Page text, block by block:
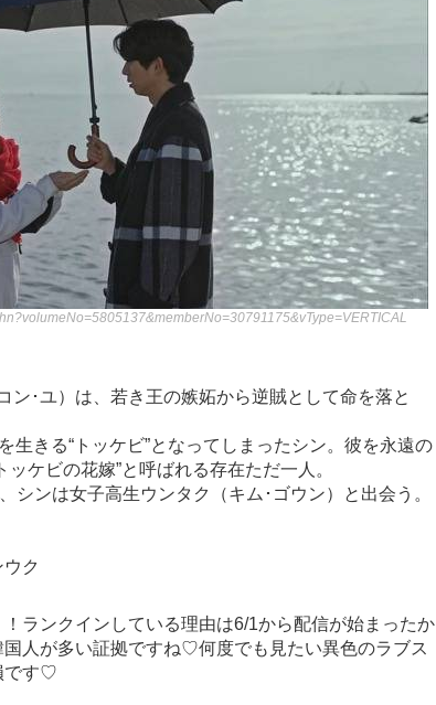
ン･ユ）は、若き王の嫉妬から逆賊として命を落と
生きる“トッケビ”となってしまったシン。彼を永遠の
ケビの花嫁”と呼ばれる存在ただ一人。
シンは女子高生ウンタク（キム･ゴウン）と出会う。
ク
ランクインしている理由は6/1から配信が始まったか
人が多い証拠ですね♡何度でも見たい異色のラブス
です♡